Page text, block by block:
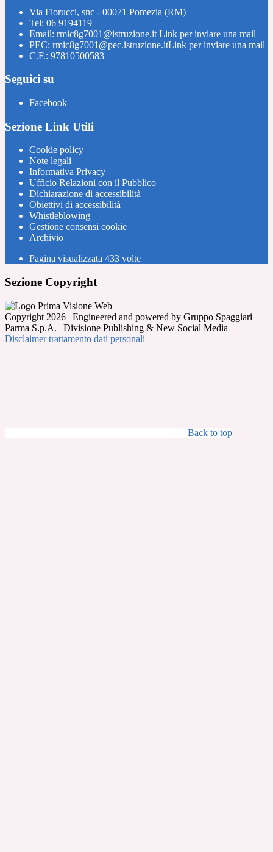
Via Fiorucci, snc - 00071 Pomezia (RM)
Tel: 06 9194119
Email: rmic8g7001@istruzione.it Link per inviare una mail
PEC: rmic8g7001@pec.istruzione.itLink per inviare una mail
C.F.: 97810500583
Seguici su
Facebook
Sezione Link Utili
Cookie policy
Note legali
Informativa Privacy
Ufficio Relazioni con il Pubblico
Dichiarazione di accessibilità
Obiettivi di accessibilità
Whistleblowing
Gestione consensi cookie
Archivio
Pagina visualizzata 433 volte
Sezione Copyright
Copyright 2026 | Engineered and powered by Gruppo Spaggiari
Parma S.p.A. | Divisione Publishing & New Social Media
Disclaimer trattamento dati personali
Back to top